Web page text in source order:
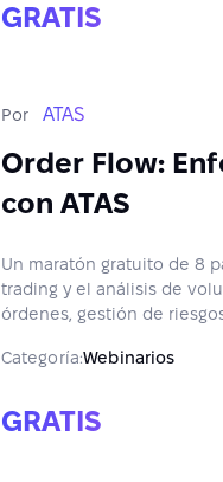
GRATIS
Por ATAS
Order Flow:
con ATAS
Un maratón gratuito de 8
trading y el análisis de
órdenes, gestión de
Categoría:Webinarios
GRATIS